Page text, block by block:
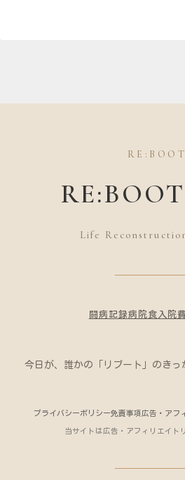
RE:BOOT
Life
闘病記録病院食 入院
今日が、誰かの「リブート」のきっ
プライバシーポリシー免責事項 広告・アフ
当サイトは広告・アフィリエイト